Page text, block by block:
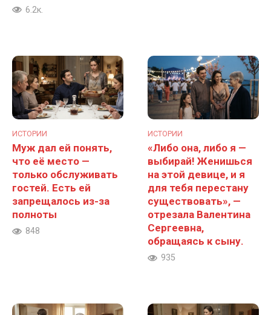
6.2к.
ИСТОРИИ
Муж дал ей понять,
что её место —
только обслуживать
гостей. Есть ей
запрещалось из-за
полноты
848
ИСТОРИИ
«Либо она, либо я —
выбирай! Женишься
на этой девице, и я
для тебя перестану
существовать», —
отрезала Валентина
Сергеевна,
обращаясь к сыну.
935